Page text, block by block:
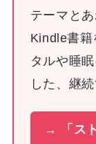
テーマと
Kindle書籍
タルや睡
した、継
→ 「ス